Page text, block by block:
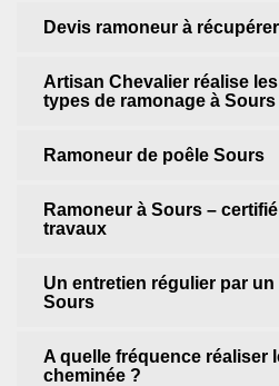
Devis ramoneur à
Artisan Chevalier réalise
types de ramonage à Sours
Ramoneur de poêle Sours
Ramoneur à Sours –
travaux
Un entretien régulier par
Sours
A quelle fréquence réaliser
cheminée ?